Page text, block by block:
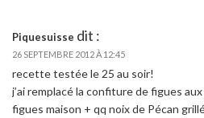
Piquesuisse dit :
26 SEPTEMBRE 2012 À 12:45
recette testée le 25 au soir!
j’ai remplacé la confiture de figues
figues maison + qq noix de Pécan